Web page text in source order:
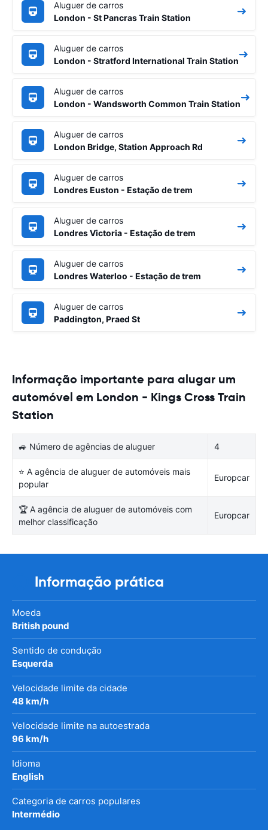
Aluguer de carros
London - St Pancras Train Station
Aluguer de carros
London - Stratford International Train Station
Aluguer de carros
London - Wandsworth Common Train Station
Aluguer de carros
London Bridge, Station Approach Rd
Aluguer de carros
Londres Euston - Estação de trem
Aluguer de carros
Londres Victoria - Estação de trem
Aluguer de carros
Londres Waterloo - Estação de trem
Aluguer de carros
Paddington, Praed St
Informação importante para alugar um
automóvel em London - Kings Cross Train
Station
🚙 Número de agências de aluguer 4
⭐ A agência de aluguer de automóveis mais
popular
Europcar
🏆 A agência de aluguer de automóveis com
melhor classificação
Europcar
Informação prática
Moeda
British pound
Sentido de condução
Esquerda
Velocidade limite da cidade
48 km/h
Velocidade limite na autoestrada
96 km/h
Idioma
English
Categoria de carros populares
Intermédio